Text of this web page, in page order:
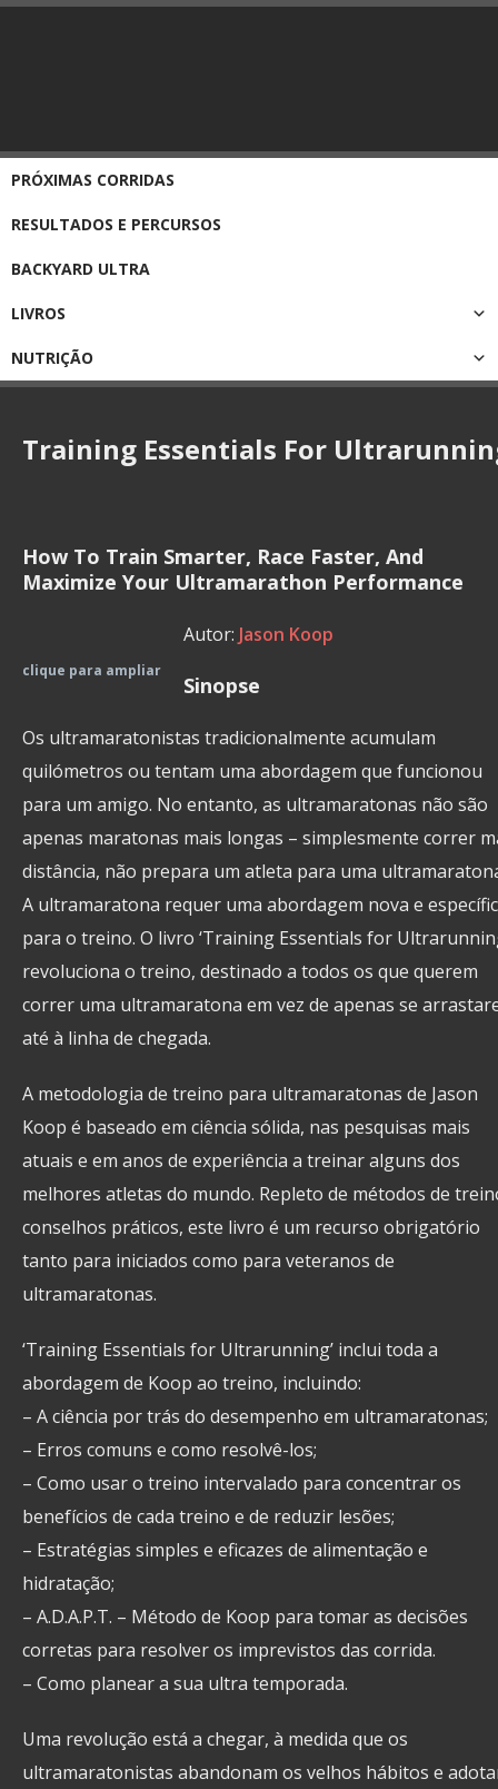
PRÓXIMAS CORRIDAS
RESULTADOS E PERCURSOS
BACKYARD ULTRA
LIVROS
NUTRIÇÃO
Training Essentials For
How To Train Smarter, Race Faster, And
Maximize Your Ultramarathon Performance
clique para ampliar
Autor: Jason Koop
Sinopse
Os ultramaratonistas tradicionalmente acumulam
quilómetros ou tentam uma abordagem que funcionou
para um amigo. No entanto, as ultramaratonas não são
apenas maratonas mais longas – simplesmente correr
distância, não prepara um atleta para uma
A ultramaratona requer uma abordagem nova e
para o treino. O livro ‘Training Essentials for
revoluciona o treino, destinado a todos os que querem
correr uma ultramaratona em vez de apenas se
até à linha de chegada.
A metodologia de treino para ultramaratonas de Jason
Koop é baseado em ciência sólida, nas pesquisas mais
atuais e em anos de experiência a treinar alguns dos
melhores atletas do mundo. Repleto de métodos de
conselhos práticos, este livro é um recurso obrigatório
tanto para iniciados como para veteranos de
ultramaratonas.
‘Training Essentials for Ultrarunning’ inclui toda a
abordagem de Koop ao treino, incluindo:
– A ciência por trás do desempenho em ultramaratonas;
– Erros comuns e como resolvê-los;
– Como usar o treino intervalado para concentrar os
benefícios de cada treino e de reduzir lesões;
– Estratégias simples e eficazes de alimentação e
hidratação;
– A.D.A.P.T. – Método de Koop para tomar as decisões
corretas para resolver os imprevistos das corrida.
– Como planear a sua ultra temporada.
Uma revolução está a chegar, à medida que os
ultramaratonistas abandonam os velhos hábitos e